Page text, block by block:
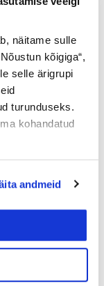
näitame sulle
kõigiga“,
selle ärigrupi
turunduseks.
kohandatud
andmeid
kolm